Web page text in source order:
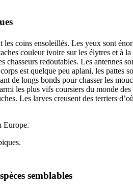
coins ensoleillés. Les yeux sont
couleur ivoire sur les élytres et à
chasseurs redoutables. Les antennes
est quelque peu aplani, les pattes
de longs bonds pour chasser les
les plus vifs coursiers du monde des
Les larves creusent des terriers
Europe.
semblables